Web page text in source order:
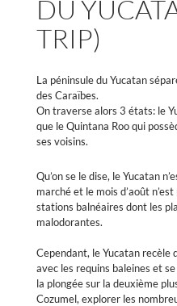
DU
TRIP)
La péninsule du Yucatan
des Caraïbes.
On traverse alors 3 états: le
que le Quintana Roo qui
ses voisins.
Qu’on se le dise, le Yucatan
marché et le mois d’août
stations balnéaires dont les
malodorantes.
Cependant, le Yucatan recèle
avec les requins baleines et
la plongée sur la deuxième
Cozumel, explorer les